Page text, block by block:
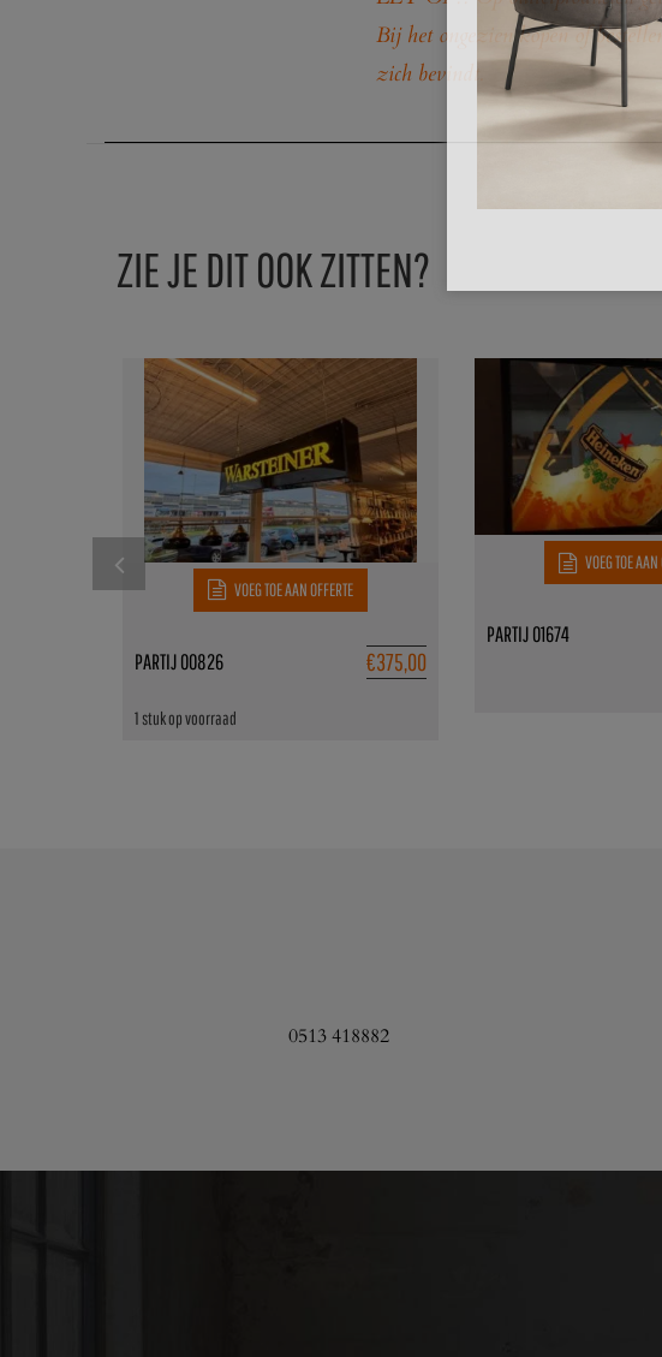
Bij het ongezien kopen of
zich bevindt.
ZIE JE DIT OOK ZITTEN?
VOEG TOE AAN OFFERTE
€375,00
1 stuk op voorraad
PARTIJ 00826
VOEG TOE AAN
PARTIJ 01674
0513 418882